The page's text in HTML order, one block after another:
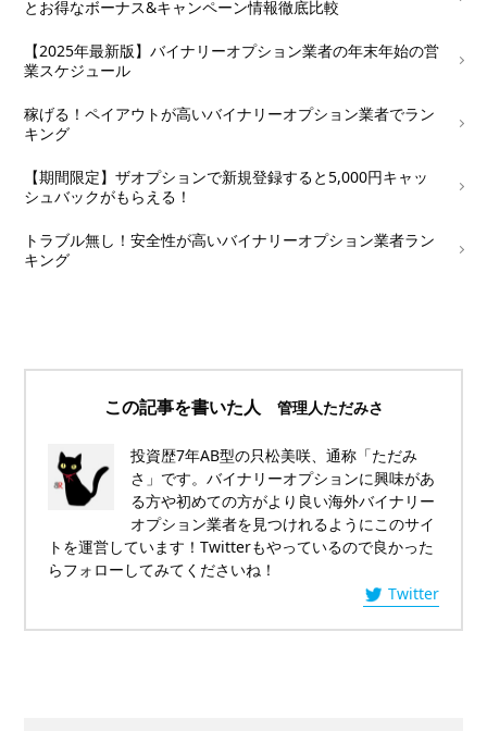
とお得なボーナス&キャンペーン情報徹底比較
【2025年最新版】バイナリーオプション業者の年末年始の営
業スケジュール
稼げる！ペイアウトが高いバイナリーオプション業者でラン
キング
【期間限定】ザオプションで新規登録すると5,000円キャッ
シュバックがもらえる！
トラブル無し！安全性が高いバイナリーオプション業者ラン
キング
この記事を書いた人 管理人ただみさ
投資歴7年AB型の只松美咲、通称「ただみ
さ」です。バイナリーオプションに興味があ
る方や初めての方がより良い海外バイナリー
オプション業者を見つけれるようにこのサイ
トを運営しています！Twitterもやっているので良かった
らフォローしてみてくださいね！
Twitter